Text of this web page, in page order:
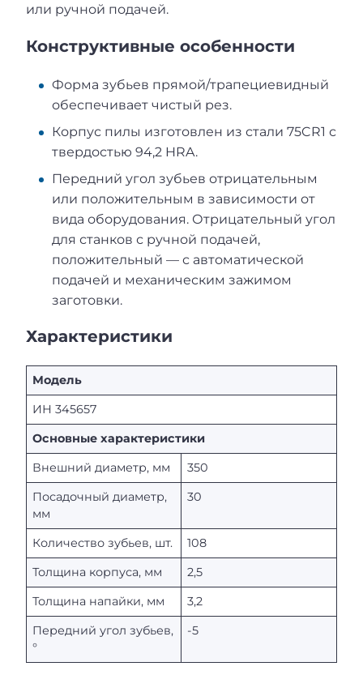
или ручной подачей.
Конструктивные особенности
Форма зубьев прямой/трапециевидный
обеспечивает чистый рез.
Корпус пилы изготовлен из стали 75CR1 с
твердостью 94,2 HRA.
Передний угол зубьев отрицательным
или положительным в зависимости от
вида оборудования. Отрицательный угол
для станков с ручной подачей,
положительный — с автоматической
подачей и механическим зажимом
заготовки.
Характеристики
Модель
ИН 345657
Основные характеристики
Внешний диаметр, мм
350
Посадочный диаметр,
мм
30
Количество зубьев, шт.
108
Толщина корпуса, мм
2,5
Толщина напайки, мм
3,2
Передний угол зубьев,
°
-5